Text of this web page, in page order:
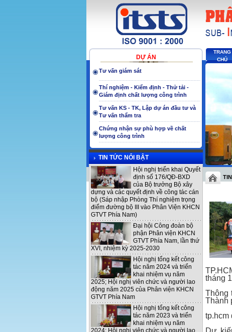
DỰ ÁN
Tư vấn giám sát
Thí nghiệm - Kiểm định - Thử tải -
Giám định chất lượng công trình
Tư vấn KS - TK, Lập dự án đầu tư và
Tư vấn thẩm tra
Chứng nhận sự phù hợp về chất
lượng công trình
TIN TỨC NỔI BẬT
Hội nghị triển khai Quyết
định số 176/QĐ-BXD
của Bộ trưởng Bộ xây
dựng và các quyết định về công tác cán
bộ (Sáp nhập Phòng Thí nghiệm trọng
điểm đường bộ III vào Phân Viện KHCN
GTVT Phía Nam)
Đại hội Công đoàn bộ
phận Phân viện KHCN
GTVT Phía Nam, lần thứ
XVI, nhiệm kỳ 2025-2030
Hội nghị tổng kết công
tác năm 2024 và triển
khai nhiệm vụ năm
2025; Hội nghị viên chức và người lao
động năm 2025 của Phân viện KHCN
GTVT Phía Nam
Hội nghị tổng kết công
tác năm 2023 và triển
khai nhiệm vụ năm
2024; Hội nghị viên chức và người lao
TRANG
CHỦ
tháng
Thông
Thành
tp.hcm